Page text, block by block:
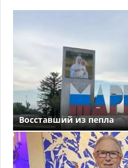
Восставший из пепла